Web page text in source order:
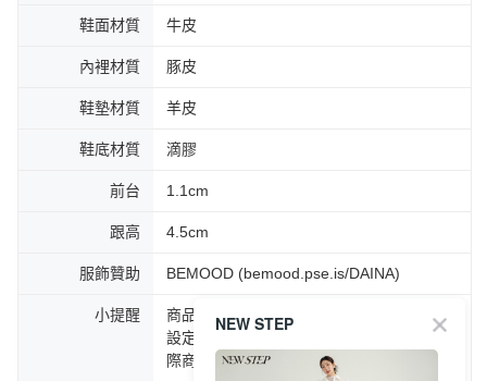
鞋面材質 牛皮
內裡材質 豚皮
鞋墊材質 羊皮
鞋底材質 滴膠
前台 1.1cm
跟高 4.5cm
服飾贊助 BEMOOD (bemood.pse.is/DAINA)
小提醒
商品圖片顏色會因拍攝燈光環境或個人螢幕
設定不同，而造成部份色差現象，顏色以實
際商品為主。
NEW STEP